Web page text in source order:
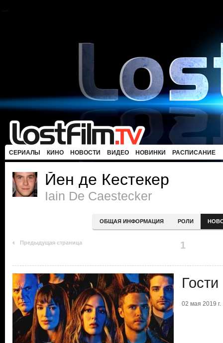
СЕРИАЛЫ КИНО НОВОСТИ ВИДЕО НОВИНКИ РАСПИСАНИЕ
Йен де Кестекер
Iain De Caestecker
ОБЩАЯ ИНФОРМАЦИЯ РОЛИ
Предыдущая страница 1
02 мая 2019 г.